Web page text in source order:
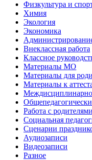
Физкультура и
Химия
Экология
Экономика
Внеклассная работа
Классное
Материалы МО
Материалы для
Материалы к
Работа с родителями
Социальная
Сценарии
Аудиозаписи
Видеозаписи
Разное